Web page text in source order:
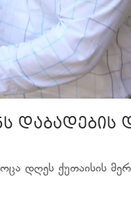
დაბადების
დღეს ქუთაისის